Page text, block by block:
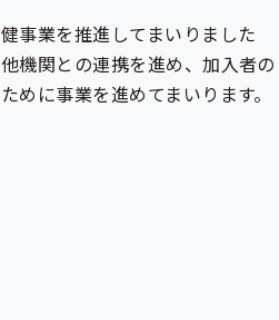
事業を推進してまいりました
機関との連携を進め、加入者の
めに事業を進めてまいります。